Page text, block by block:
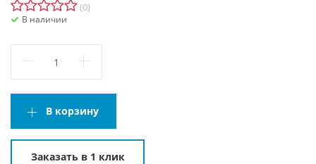
(0)
В наличии
В корзину
Заказать в 1 клик